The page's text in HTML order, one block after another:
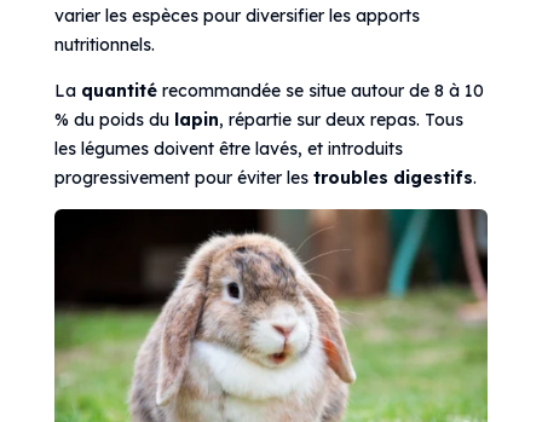
varier les espèces pour diversifier les apports
nutritionnels.
La quantitérecommandée se situe autour de 8 à 10
% du poids du lapin, répartie sur deux repas. Tous
les légumes doivent être lavés, et introduits
progressivement pour éviter les troubles digestifs.